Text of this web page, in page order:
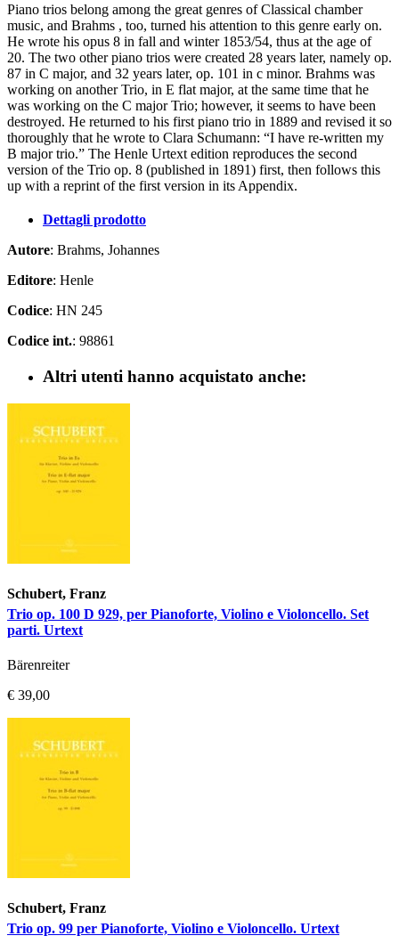
Piano trios belong among the great genres of Classical chamber
music, and Brahms , too, turned his attention to this genre early on.
He wrote his opus 8 in fall and winter 1853/54, thus at the age of
20. The two other piano trios were created 28 years later, namely op.
87 in C major, and 32 years later, op. 101 in c minor. Brahms was
working on another Trio, in E flat major, at the same time that he
was working on the C major Trio; however, it seems to have been
destroyed. He returned to his first piano trio in 1889 and revised it so
thoroughly that he wrote to Clara Schumann: “I have re-written my
B major trio.” The Henle Urtext edition reproduces the second
version of the Trio op. 8 (published in 1891) first, then follows this
up with a reprint of the first version in its Appendix.
Dettagli prodotto
Autore: Brahms, Johannes
Editore: Henle
Codice: HN 245
Codice int.: 98861
Altri utenti hanno acquistato anche:
Schubert, Franz
Trio op. 100 D 929, per Pianoforte, Violino e Violoncello. Set
parti. Urtext
Bärenreiter
€ 39,00
Schubert, Franz
Trio op. 99 per Pianoforte, Violino e Violoncello. Urtext